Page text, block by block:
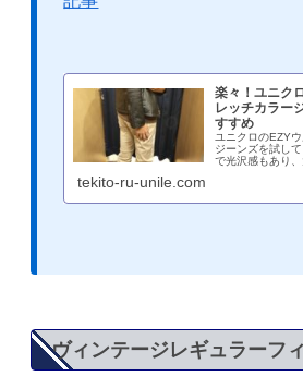
楽々！ユニク
レッチカラー
すすめ
ユニクロのEZY
ジーンズを試し
で光沢感もあり、
段着まで幅広く
tekito-ru-unile.com
ヴィンテージレギュラーフ